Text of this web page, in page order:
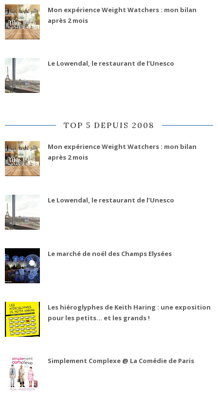
Mon expérience Weight Watchers : mon bilan
après 2 mois
Le Lowendal, le restaurant de l’Unesco
TOP 5 DEPUIS 2008
Mon expérience Weight Watchers : mon bilan
après 2 mois
Le Lowendal, le restaurant de l’Unesco
Le marché de noël des Champs Elysées
Les hiéroglyphes de Keith Haring : une exposition
pour les petits... et les grands !
Simplement Complexe @ La Comédie de Paris